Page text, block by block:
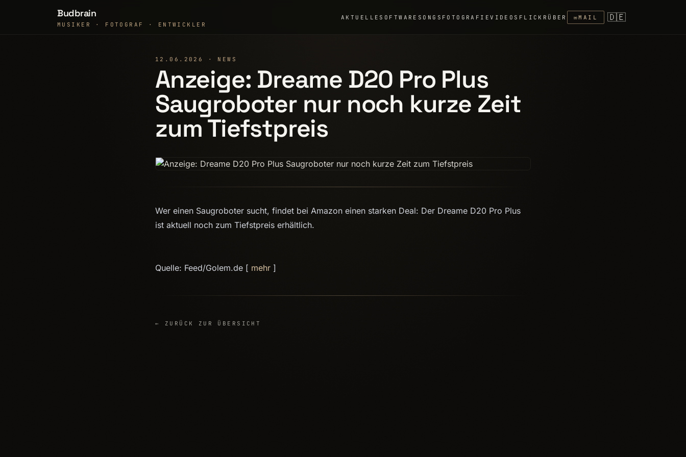
Budbrain
MUSIKER · FOTOGRAF · ENTWICKLER
AKTUELLE SOFTWARE SONGS FOTOGRAFIEVIDEOS FLICKR ÜBER ✉MAIL 🇩🇪
12.06.2026 · NEWS
Anzeige: Dreame D20 Pro Plus
Saugroboter nur noch kurze Zeit
zum Tiefstpreis
Wer einen Saugroboter sucht, findet bei Amazon einen starken Deal: Der Dreame D20 Pro Plus
ist aktuell noch zum Tiefstpreis erhältlich.
Quelle: Feed/Golem.de [ mehr ]
← ZURÜCK ZUR ÜBERSICHT